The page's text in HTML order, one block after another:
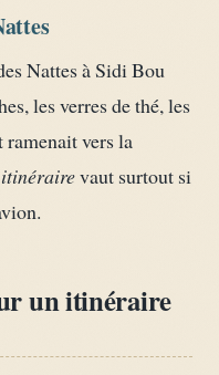
Nattes à Sidi Bou
les verres de thé, les
ramenait vers la
vaut surtout si
un itinéraire